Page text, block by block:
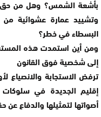
بأشعة الشمس؟ وهل من حق
وتشييد عمارة عشوائية
البسطاء في خطر؟
ومن أين استمدت هذه
إلى شخصية فوق القانون
ترفض الاستجابة والانصياع
إقليم الجديدة في
أصواتها لتمثيلها والدفاع